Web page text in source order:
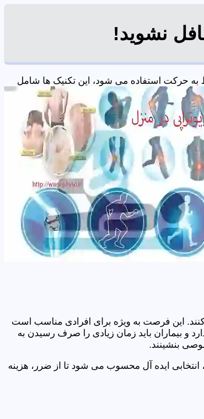
نشوید!
حرکت استفاده می شود، این تکنیک ها شامل
کنند. این فرصت به ویژه برای افرادی مناسب است
و بیماران باید زمان زیادی را صرف رسیدن به
بنشینند.
ایده آل محسوب می شود تا از ضرر، هزینه